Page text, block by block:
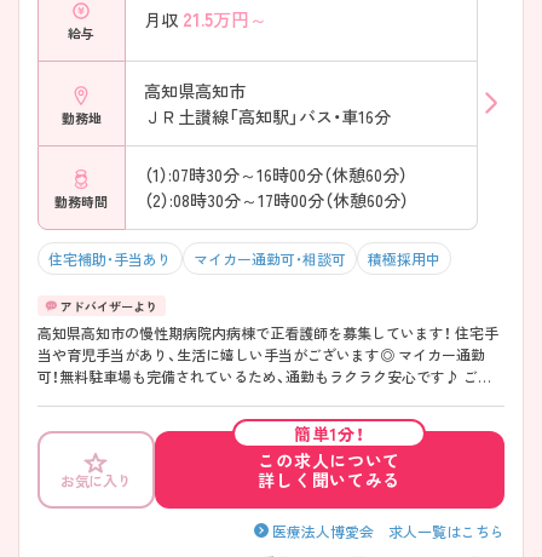
給与
月収 21.5万円～
勤務地
高知県高知市
ＪＲ土讃線「高知駅」バス・車16分
勤務時間
（1）:07時30分～16時00分（休憩60分）
（2）:08時30分～17時00分（休憩60分）
住宅補助・手当あり マイカー通勤可・相談可 積極採用中
高知県高知市の慢性期病院内病棟で正看護師を募集しています！ 住宅手
当や育児手当があり、生活に嬉しい手当がございます◎ マイカー通勤
可！無料駐車場も完備されているため、通勤もラクラク安心です♪ ご興
お気に入り
簡単1分！
この求人について
詳しく聞いてみる
医療法人博愛会 求人一覧はこちら